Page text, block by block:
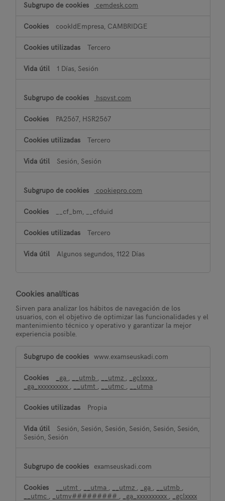
cemdesk.com
cookIdEmpresa, CAMBRIDGE
Tercero
1 Días, Sesión
hspvst.com
PA2567, HSR2567
Tercero
Sesión, Sesión
cookiepro.com
__cf_bm, __cfduid
Tercero
Algunos segundos, 1122 Días
Cookies analíticas
Sirven para analizar los hábitos de navegación de los
usuarios, con el objetivo de optimizar las funcionalidades y el
mantenimiento técnico y operativo y garantizar la mejor
experiencia posible.
analíticas
www.examseuskadi.com
_ga , __utmb , __utmz , _gclxxxx ,
_ga_xxxxxxxxxx , __utmt , __utmc , __utma
Propia
Sesión, Sesión, Sesión, Sesión, Sesión, Sesión,
Sesión, Sesión
examseuskadi.com
__utmt , __utma , __utmz , _ga , __utmb ,
__utmc , _utmv######### , _ga_xxxxxxxxxx , _gclxxxx